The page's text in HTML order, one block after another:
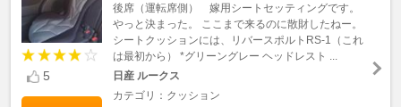
5
後席（運転席側） 嫁用シートセッティングです。
やっと決まった。 ここまで来るのに散財したねー。
シートクッションには、リバースポルトRS-1（これ
は最初から） *グリーングレー ヘッドレスト ...
日産 ルークス
カテゴリ：クッション